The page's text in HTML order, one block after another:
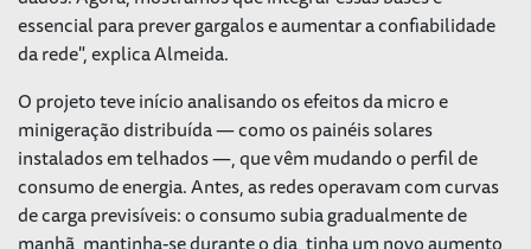
essencial para prever gargalos e aumentar a confiabilidade
da rede", explica Almeida.
O projeto teve início analisando os efeitos da micro e
minigeração distribuída — como os painéis solares
instalados em telhados —, que vêm mudando o perfil de
consumo de energia. Antes, as redes operavam com curvas
de carga previsíveis: o consumo subia gradualmente de